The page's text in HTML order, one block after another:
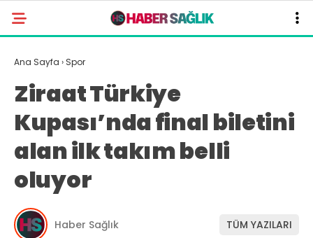
Ana Sayfa › Spor
Ziraat Türkiye
Kupası’nda final biletini
alan ilk takım belli
oluyor
Haber Sağlık TÜM YAZILARI